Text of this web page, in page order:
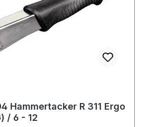
Hammertacker R 311 Ergo
/ 6 - 12